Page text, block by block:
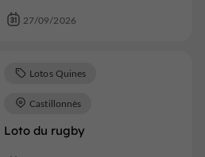
27/09/2026
Loto du rugby
Lotos Quines
Castillonnès